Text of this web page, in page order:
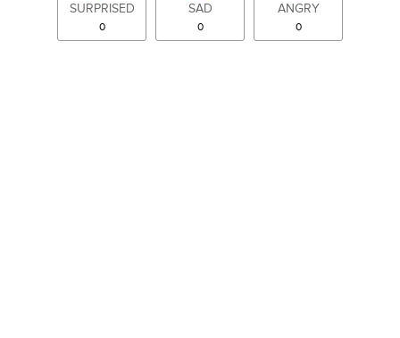
SURPRISED
0
SAD
0
ANGRY
0